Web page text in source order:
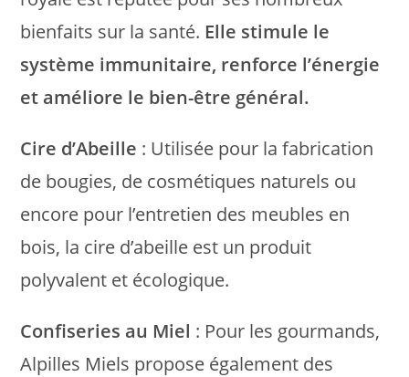
bienfaits sur la santé. Elle stimule le
système immunitaire, renforce l’énergie
et améliore le bien-être général.
Cire d’Abeille : Utilisée pour la fabrication
de bougies, de cosmétiques naturels ou
encore pour l’entretien des meubles en
bois, la cire d’abeille est un produit
polyvalent et écologique.
Confiseries au Miel : Pour les gourmands,
Alpilles Miels propose également des